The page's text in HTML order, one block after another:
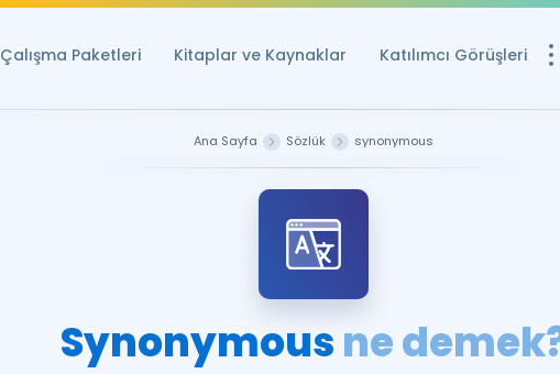
Çalışma Paketleri Kitaplar ve Kaynaklar Katılımcı Görüşleri
Ücretsiz
YDS ve YÖKDİL
Ana Sayfa Sözlük synonymous
Synonymousne